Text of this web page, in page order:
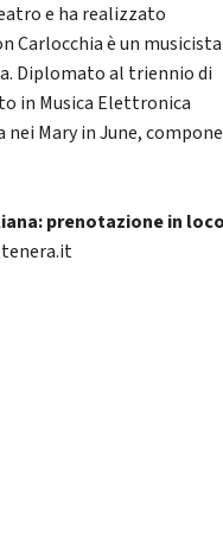
e ha realizzato
Carlocchia è un musicista
Diplomato al triennio di
in Musica Elettronica
nei Mary in June, compone
prenotazione in